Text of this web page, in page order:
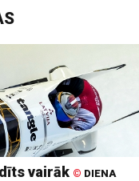
vairāk © DIENA